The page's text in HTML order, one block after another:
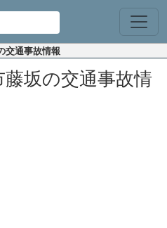
交通事故情報
坂の交通事故情